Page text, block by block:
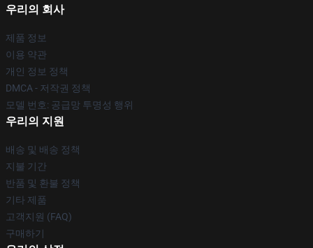
우리의 회사
제품 정보
이용 약관
개인 정보 정책
DMCA - 저작권 정책
모델 번호: 공급망 투명성 행위
우리의 지원
배송 및 배송 정책
지불 기간
반품 및 환불 정책
기타 제품
고객지원 (FAQ)
구매하기